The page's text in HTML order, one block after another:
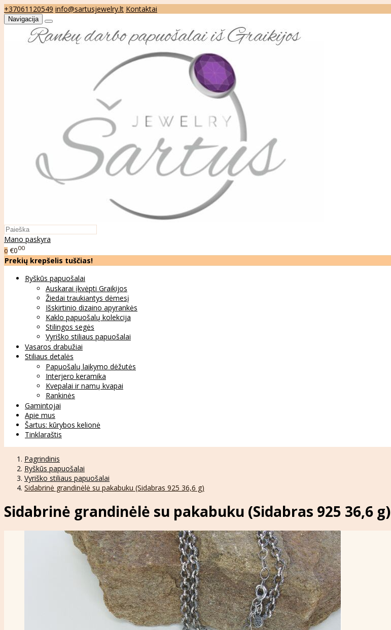
+37061120549 info@sartusjewelry.lt Kontaktai
Navigacija
Mano paskyra
0 €000
Prekių krepšelis tuščias!
Ryškūs papuošalai
Auskarai įkvėpti Graikijos
Žiedai traukiantys dėmesį
Išskirtinio dizaino apyrankės
Kaklo papuošalų kolekcija
Stilingos segės
Vyriško stiliaus papuošalai
Vasaros drabužiai
Stiliaus detalės
Papuošalų laikymo dėžutės
Interjero keramika
Kvepalai ir namų kvapai
Rankinės
Gamintojai
Apie mus
Šartus: kūrybos kelionė
Tinklaraštis
Pagrindinis
Ryškūs papuošalai
Vyriško stiliaus papuošalai
Sidabrinė grandinėlė su pakabuku (Sidabras 925 36,6 g)
Sidabrinė grandinėlė su pakabuku (Sidabras 925 36,6 g)